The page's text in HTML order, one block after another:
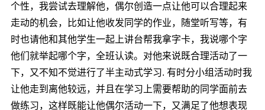
个性，我尝试去理解他，偶尔创造一点让他可以合理起来
走动的机会，比如让他收发同学的作业，随堂听写等，有
时也请他和其他学生一起上讲台帮我拿字卡，我说哪个字
他们就举起哪个字，全班认读。对他来说既合理活动了一
下，又不知不觉进行了半主动式学习. 有时分小组活动时我
让他走到离他较远，并且在学习上需要帮助的同学面前去
做练习，这样既能让他偶尔活动一下，又满足了他想表现